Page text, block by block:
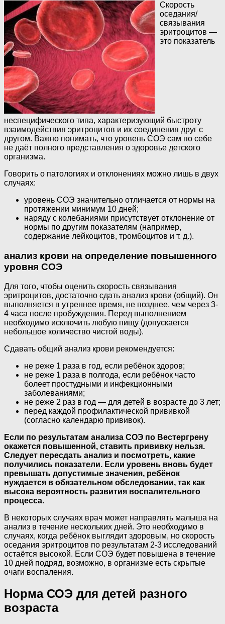
Скорость
оседания/
связывания
эритроцитов —
это показатель
неспецифического типа, характеризующий быстроту
взаимодействия эритроцитов и их соединения друг с
другом. Важно понимать, что уровень СОЭ сам по себе
не даёт полного представления о здоровье детского
организма.
Говорить о патологиях и отклонениях можно лишь в двух
случаях:
уровень СОЭ значительно отличается от нормы на
протяжении минимум 10 дней;
наряду с колебаниями присутствует отклонение от
нормы по другим показателям (например,
содержание лейкоцитов, тромбоцитов и т. д.).
анализ крови на определение повышенного
уровня СОЭ
Для того, чтобы оценить скорость связывания
эритроцитов, достаточно сдать анализ крови (общий). Он
выполняется в утреннее время, не позднее, чем через 3-
4 часа после пробуждения. Перед выполнением
необходимо исключить любую пищу (допускается
небольшое количество чистой воды).
Сдавать общий анализ крови рекомендуется:
не реже 1 раза в год, если ребёнок здоров;
не реже 1 раза в полгода, если ребёнок часто
болеет простудными и инфекционными
заболеваниями;
не реже 2 раз в год — для детей в возрасте до 3 лет;
перед каждой профилактической прививкой
(согласно календарю прививок).
Если по результатам анализа СОЭ по Вестергрену
окажется повышенной, ставить прививку нельзя.
Следует пересдать анализ и посмотреть, какие
получились показатели. Если уровень вновь будет
превышать допустимые значения, ребёнок
нуждается в обязательном обследовании, так как
высока вероятность развития воспалительного
процесса.
В некоторых случаях врач может направлять малыша на
анализ в течение нескольких дней. Это необходимо в
случаях, когда ребёнок выглядит здоровым, но скорость
оседания эритроцитов по результатам 2-3 исследований
остаётся высокой. Если СОЭ будет повышена в течение
10 дней подряд, возможно, в организме есть скрытые
очаги воспаления.
Норма СОЭ для детей разного
возраста